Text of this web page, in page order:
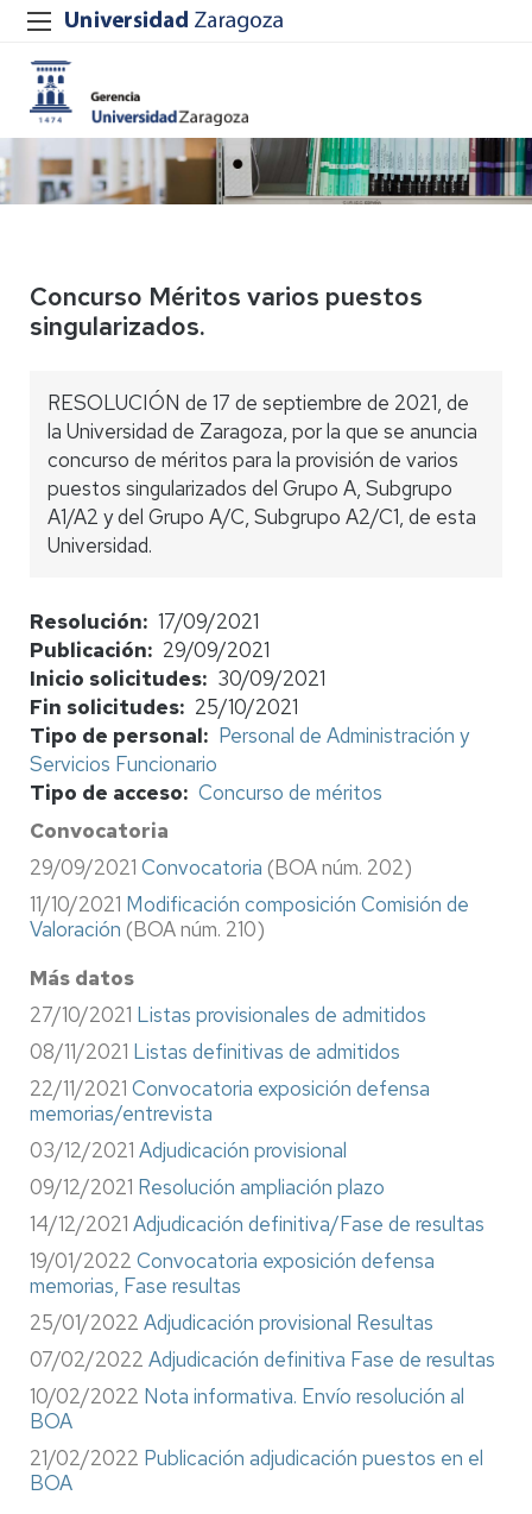
Concurso Méritos varios puestos
singularizados.
RESOLUCIÓN de 17 de septiembre de 2021, de
la Universidad de Zaragoza, por la que se anuncia
concurso de méritos para la provisión de varios
puestos singularizados del Grupo A, Subgrupo
A1/A2 y del Grupo A/C, Subgrupo A2/C1, de esta
Universidad.
Resolución
17/09/2021
Publicación
29/09/2021
Inicio solicitudes
30/09/2021
Fin solicitudes
25/10/2021
Tipo de personal
Personal de Administración y
Servicios Funcionario
Tipo de acceso
Concurso de méritos
Convocatoria
29/09/2021 Convocatoria (BOA núm. 202)
11/10/2021 Modificación composición Comisión de
Valoración (BOA núm. 210)
Más datos
27/10/2021 Listas provisionales de admitidos
08/11/2021 Listas definitivas de admitidos
22/11/2021 Convocatoria exposición defensa
memorias/entrevista
03/12/2021 Adjudicación provisional
09/12/2021 Resolución ampliación plazo
14/12/2021 Adjudicación definitiva/Fase de resultas
19/01/2022 Convocatoria exposición defensa
memorias, Fase resultas
25/01/2022 Adjudicación provisional Resultas
07/02/2022 Adjudicación definitiva Fase de resultas
10/02/2022 Nota informativa. Envío resolución al
BOA
21/02/2022 Publicación adjudicación puestos en el
BOA